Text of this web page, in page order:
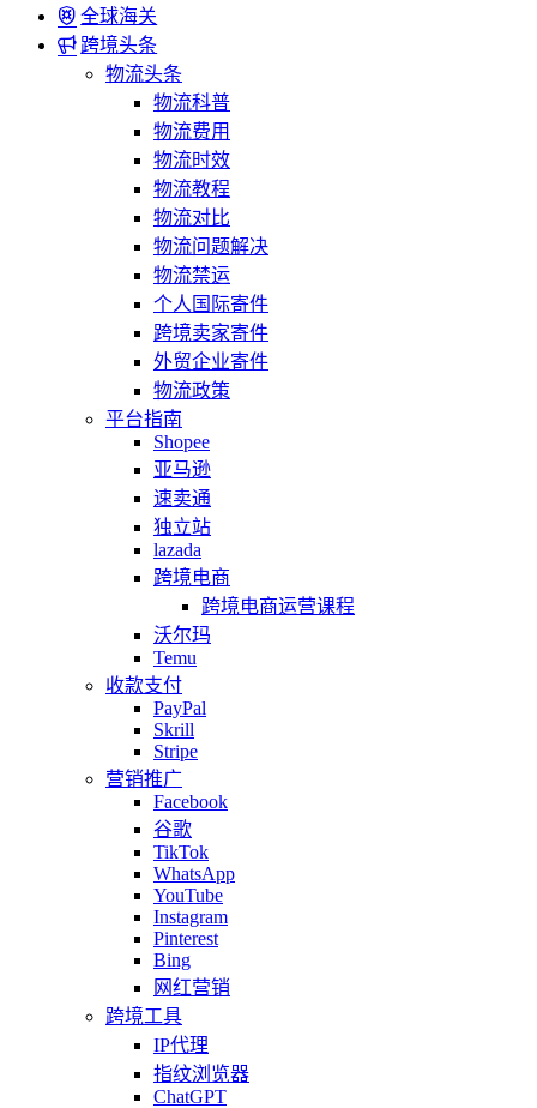
全球海关
跨境头条
物流头条
物流科普
物流费用
物流时效
物流教程
物流对比
物流问题解决
物流禁运
个人国际寄件
跨境卖家寄件
外贸企业寄件
物流政策
平台指南
Shopee
亚马逊
速卖通
独立站
lazada
跨境电商
跨境电商运营课程
沃尔玛
Temu
收款支付
PayPal
Skrill
Stripe
营销推广
Facebook
谷歌
TikTok
WhatsApp
YouTube
Instagram
Pinterest
Bing
网红营销
跨境工具
IP代理
指纹浏览器
ChatGPT